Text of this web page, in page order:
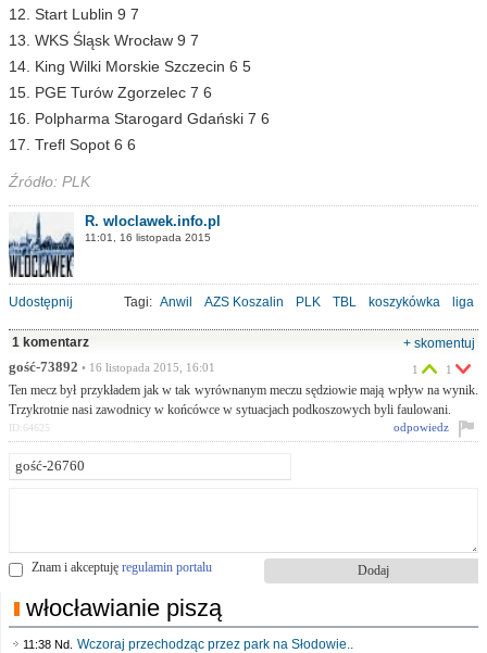
12. Start Lublin 9 7
13. WKS Śląsk Wrocław 9 7
14. King Wilki Morskie Szczecin 6 5
15. PGE Turów Zgorzelec 7 6
16. Polpharma Starogard Gdański 7 6
17. Trefl Sopot 6 6
Źródło: PLK
R. wloclawek.info.pl
11:01, 16 listopada 2015
Udostępnij Tagi: Anwil AZS Koszalin PLK TBL koszykówka liga
1 komentarz
+ skomentuj
gość-73892 • 16 listopada 2015, 16:01
Ten mecz był przykładem jak w tak wyrównanym meczu sędziowie mają wpływ na wynik.
Trzykrotnie nasi zawodnicy w końcówce w sytuacjach podkoszowych byli faulowani.
1 1
odpowiedz
ID:64625
Znam i akceptuję regulamin portalu
włocławianie piszą
11:38 Nd. Wczoraj przechodząc przez park na Słodowie..